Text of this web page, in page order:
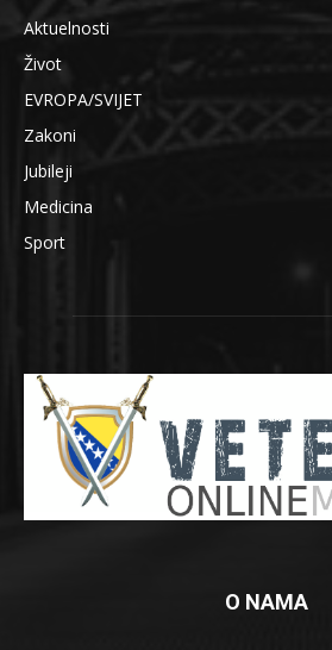
Aktuelnosti
Život
EVROPA/SVIJET
Zakoni
Jubileji
Medicina
Sport
O NAMA